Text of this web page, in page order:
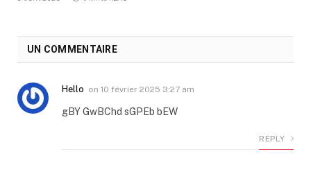
UN COMMENTAIRE
Hello on 10 février 2025 3:27 am
gBY GwBChd sGPEb bEW
REPLY